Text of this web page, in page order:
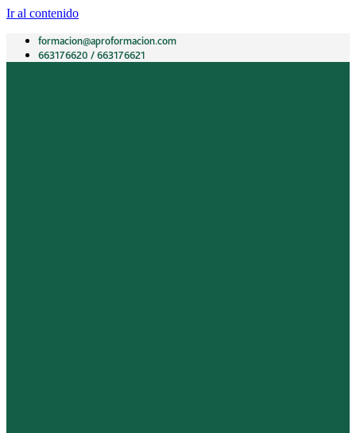
Ir al contenido
formacion@aproformacion.com
663176620 / 663176621